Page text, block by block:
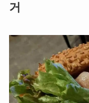
거